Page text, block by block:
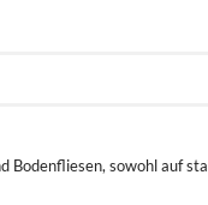
sowohl auf